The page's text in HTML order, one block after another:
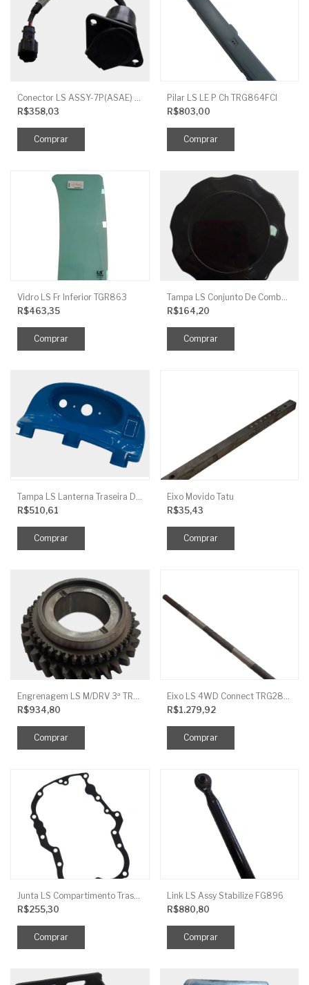
R$358,03
Pilar LS LE P Ch TRG864FCI
R$803,00
Vidro LS Fr Inferior TGR863
R$463,35
R$164,20
R$510,61
Eixo Movido Tatu
R$35,43
R$934,80
R$1.279,92
R$255,30
Link LS Assy Stabilize FG896
R$880,80